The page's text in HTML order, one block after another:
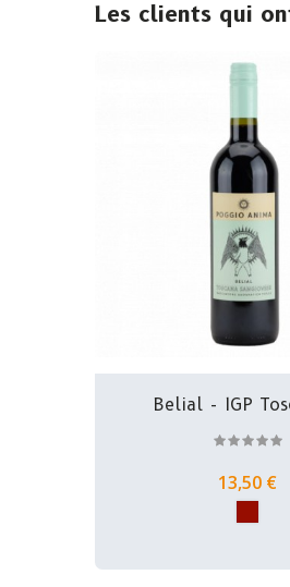
Les clients qui
Belial - IGP
13,50 €